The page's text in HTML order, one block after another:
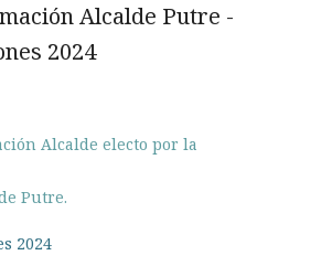
Alcalde Putre -
2024
Alcalde electo por la
Putre.
2024